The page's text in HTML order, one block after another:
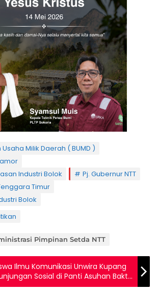
Milik Daerah ( BUMD )
Industri Bolok
Pj. Gubernur NTT
Timur
Bolok
Pimpinan Setda NTT
Ilmu Komunikasi Unwira Kupang
Sosial di Panti Asuhan Bakti